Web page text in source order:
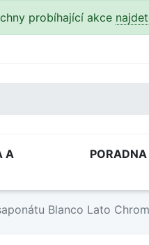
probíhající akce
A
PORADNA
Blanco Lato